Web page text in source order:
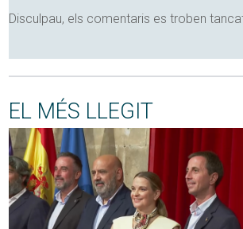
Disculpau, els comentaris es troben
EL MÉS LLEGIT